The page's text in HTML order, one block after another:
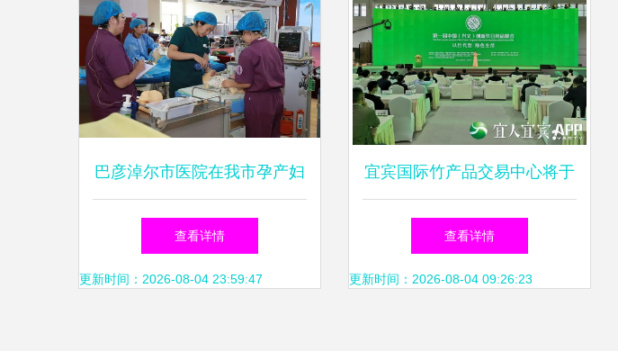
巴彦淖尔市医院在我市孕产妇
新生儿救治服务技能竞赛中荣
获佳绩
查看详情
更新时间：2026-08-04 23:59:47
宜宾国际竹产品交易中心将于
5月1日正式投用，推进竹产业
数字化发展
查看详情
更新时间：2026-08-04 09:26:23